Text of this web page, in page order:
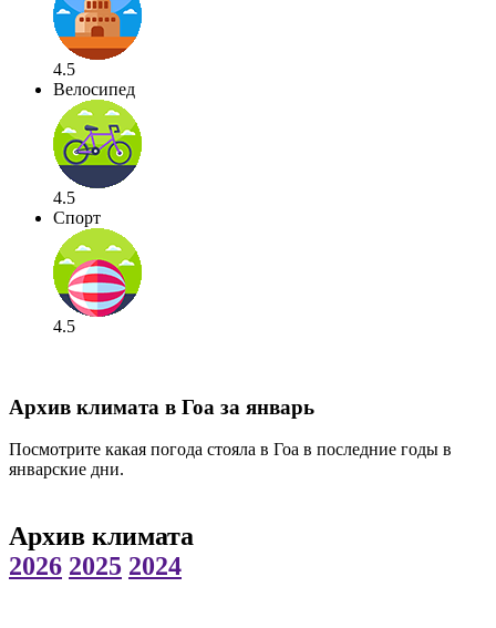
4.5
Велосипед
4.5
Спорт
4.5
Архив климата в Гоа за январь
Посмотрите какая погода стояла в Гоа в последние годы в
январские дни.
Архив климата
2026 2025 2024